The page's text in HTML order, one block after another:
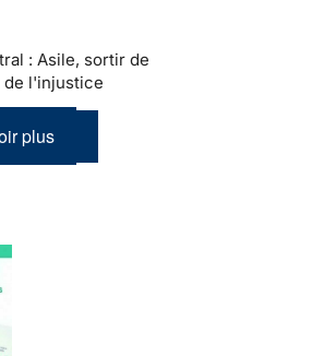
: Asile, sortir de
l'injustice
plus